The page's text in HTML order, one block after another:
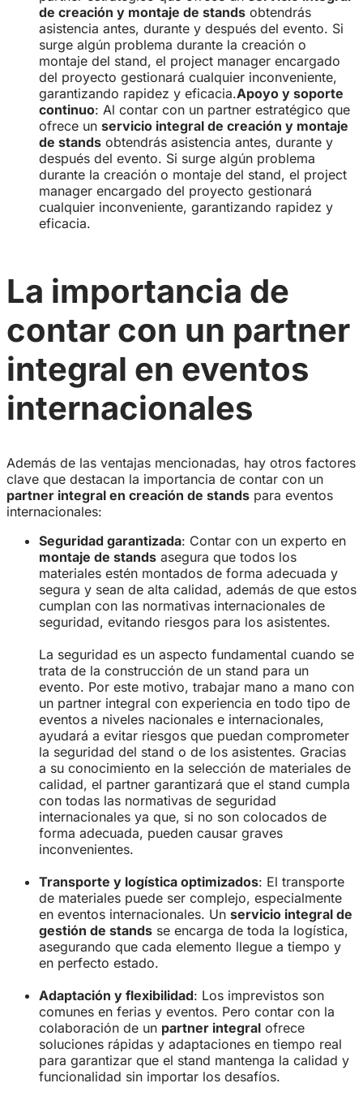
de creación y montaje de stands obtendrás
asistencia antes, durante y después del evento. Si
surge algún problema durante la creación o
montaje del stand, el project manager encargado
del proyecto gestionará cualquier inconveniente,
garantizando rapidez y eficacia.Apoyo y soporte
continuo: Al contar con un partner estratégico que
ofrece un servicio integral de creación y montaje
de stands obtendrás asistencia antes, durante y
después del evento. Si surge algún problema
durante la creación o montaje del stand, el project
manager encargado del proyecto gestionará
cualquier inconveniente, garantizando rapidez y
eficacia.
La importancia de
contar con un partner
integral en eventos
internacionales
Además de las ventajas mencionadas, hay otros factores
clave que destacan la importancia de contar con un
partner integral en creación de stands para eventos
internacionales:
Seguridad garantizada: Contar con un experto en
montaje de stands asegura que todos los
materiales estén montados de forma adecuada y
segura y sean de alta calidad, además de que estos
cumplan con las normativas internacionales de
seguridad, evitando riesgos para los asistentes.
La seguridad es un aspecto fundamental cuando se
trata de la construcción de un stand para un
evento. Por este motivo, trabajar mano a mano con
un partner integral con experiencia en todo tipo de
eventos a niveles nacionales e internacionales,
ayudará a evitar riesgos que puedan comprometer
la seguridad del stand o de los asistentes. Gracias
a su conocimiento en la selección de materiales de
calidad, el partner garantizará que el stand cumpla
con todas las normativas de seguridad
internacionales ya que, si no son colocados de
forma adecuada, pueden causar graves
inconvenientes.
Transporte y logística optimizados: El transporte
de materiales puede ser complejo, especialmente
en eventos internacionales. Un servicio integral de
gestión de stands se encarga de toda la logística,
asegurando que cada elemento llegue a tiempo y
en perfecto estado.
Adaptación y flexibilidad: Los imprevistos son
comunes en ferias y eventos. Pero contar con la
colaboración de un partner integral ofrece
soluciones rápidas y adaptaciones en tiempo real
para garantizar que el stand mantenga la calidad y
funcionalidad sin importar los desafíos.